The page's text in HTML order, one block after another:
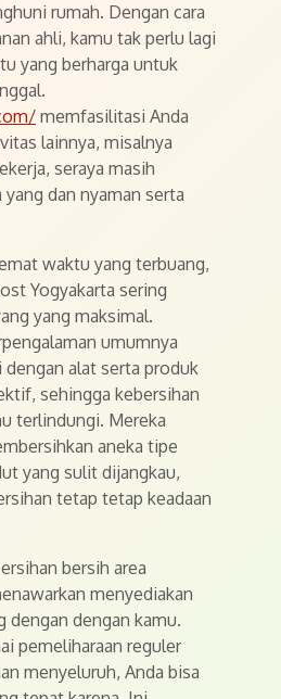
rumah. Dengan cara
ahli, kamu tak perlu lagi
yang berharga untuk
memfasilitasi Anda
lainnya, misalnya
seraya masih
yang dan nyaman serta
waktu yang terbuang,
Yogyakarta sering
yang maksimal.
umumnya
dengan alat serta produk
sehingga kebersihan
terlindungi. Mereka
aneka tipe
yang sulit dijangkau,
tetap tetap keadaan
bersih area
menyediakan
dengan dengan kamu.
pemeliharaan reguler
menyeluruh, Anda bisa